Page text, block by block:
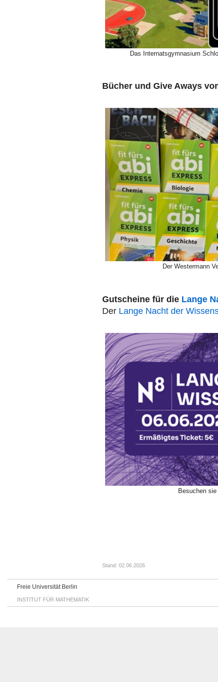
Das Internatsgymnasium
Bücher und Give Aways
Der Westermann
Gutscheine für die Lange
Der Lange Nacht der
Besuchen
Stand: 02.06.2026
Freie Universität Berlin
INSTITUT FÜR MATHEMATIK